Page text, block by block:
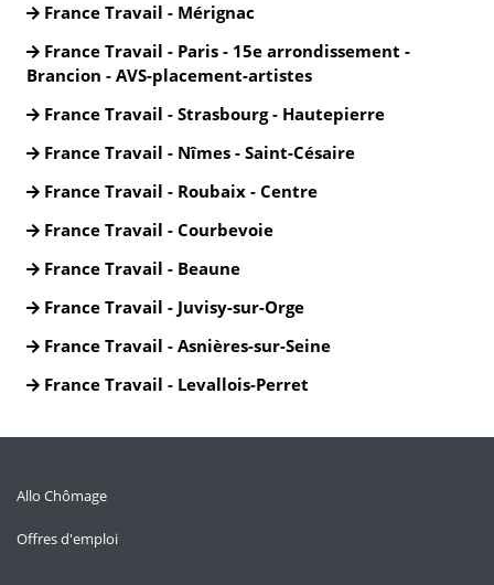
France Travail - Mérignac
France Travail - Paris - 15e arrondissement -
Brancion - AVS-placement-artistes
France Travail - Strasbourg - Hautepierre
France Travail - Nîmes - Saint-Césaire
France Travail - Roubaix - Centre
France Travail - Courbevoie
France Travail - Beaune
France Travail - Juvisy-sur-Orge
France Travail - Asnières-sur-Seine
France Travail - Levallois-Perret
Allo Chômage
Offres d'emploi